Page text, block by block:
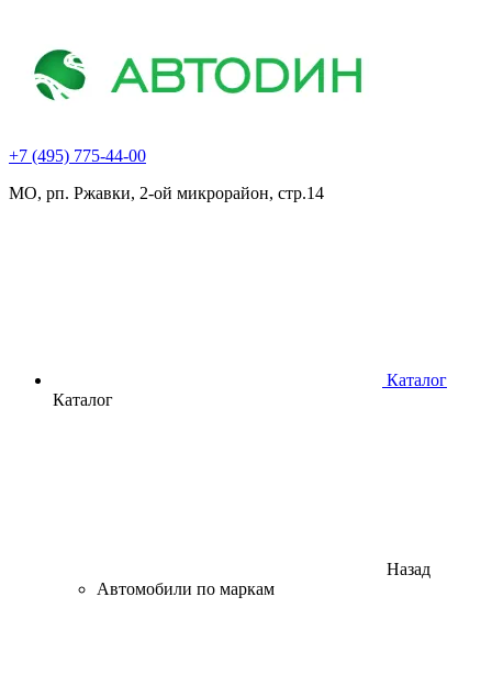
+7 (495) 775-44-00
МО, рп. Ржавки, 2-ой микрорайон, стр.14
Каталог
Каталог
Назад
Автомобили по маркам